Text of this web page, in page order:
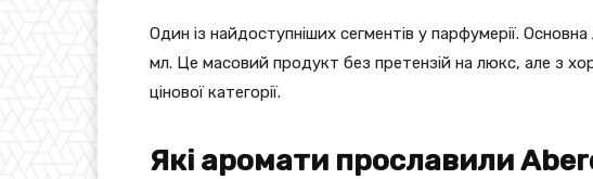
Один із найдоступніших сегментів у парфумерії.
мл. Це масовий продукт без претензій на люкс, але з
цінової категорії.
Які аромати прославили